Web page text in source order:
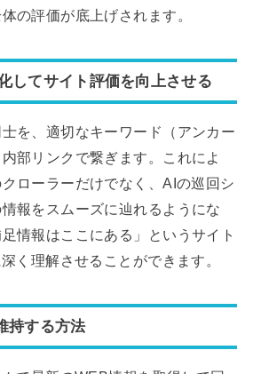
の評価が底上げされます。
してサイト評価を向上させる
を、適切なキーワード（アンカー
部リンクで繋ぎます。これによ
ローラーだけでなく、AIの巡回シ
報をスムーズに辿れるようにな
情報はここにある」というサイト
く理解させることができます。
持する方法